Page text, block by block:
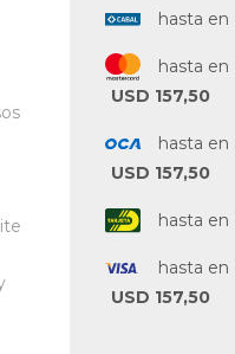
hasta en
hasta en
USD 157,50
hasta en
USD 157,50
hasta en
hasta en
USD 157,50